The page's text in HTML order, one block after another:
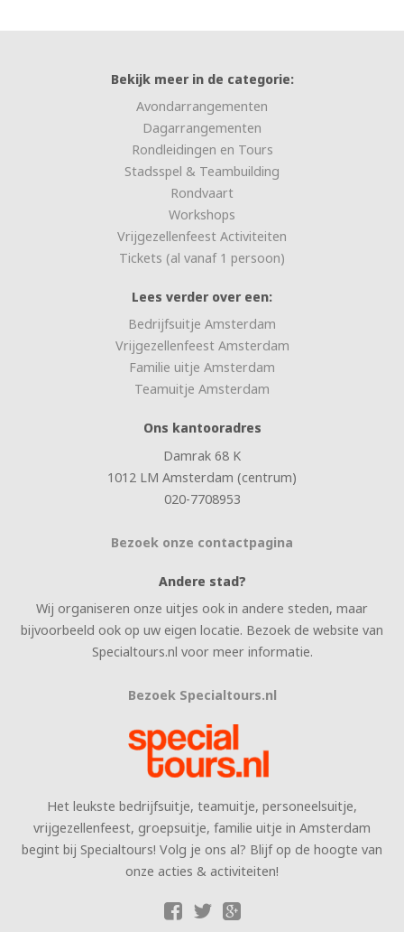
Bekijk meer in de categorie:
Avondarrangementen
Dagarrangementen
Rondleidingen en Tours
Stadsspel & Teambuilding
Rondvaart
Workshops
Vrijgezellenfeest Activiteiten
Tickets (al vanaf 1 persoon)
Lees verder over een:
Bedrijfsuitje Amsterdam
Vrijgezellenfeest Amsterdam
Familie uitje Amsterdam
Teamuitje Amsterdam
Ons kantooradres
Damrak 68 K
1012 LM Amsterdam (centrum)
020-7708953
Bezoek onze contactpagina
Andere stad?
Wij organiseren onze uitjes ook in andere steden, maar
bijvoorbeeld ook op uw eigen locatie. Bezoek de website van
Specialtours.nl voor meer informatie.
Bezoek Specialtours.nl
Het leukste bedrijfsuitje, teamuitje, personeelsuitje,
vrijgezellenfeest, groepsuitje, familie uitje in Amsterdam
begint bij Specialtours! Volg je ons al? Blijf op de hoogte van
onze acties & activiteiten!